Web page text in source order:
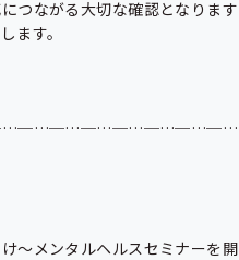
つながる大切な確認となります
ます。
～メンタルヘルスセミナーを開